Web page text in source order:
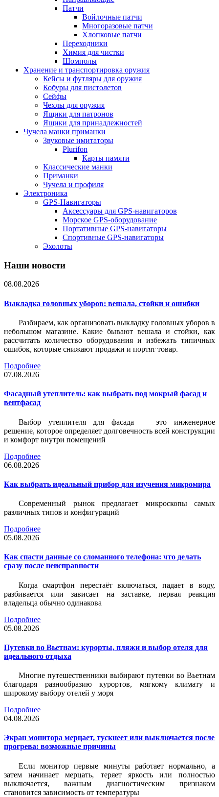
Патчи
Войлочные патчи
Многоразовые патчи
Хлопковые патчи
Переходники
Химия для чистки
Шомполы
Хранение и транспортировка оружия
Кейсы и футляры для оружия
Кобуры для пистолетов
Сейфы
Чехлы для оружия
Ящики для патронов
Ящики для принадлежностей
Чучела манки приманки
Звуковые имитаторы
Plurifon
Карты памяти
Классические манки
Приманки
Чучела и профиля
Электроника
GPS-Навигаторы
Аксессуары для GPS-навигаторов
Морское GPS-оборудование
Портативные GPS-навигаторы
Спортивные GPS-навигаторы
Эхолоты
Наши новости
08.08.2026
Выкладка головных уборов: вешала, стойки и ошибки
Разбираем, как организовать выкладку головных уборов в
небольшом магазине. Какие бывают вешала и стойки, как
рассчитать количество оборудования и избежать типичных
ошибок, которые снижают продажи и портят товар.
Подробнее
07.08.2026
Фасадный утеплитель: как выбрать под мокрый фасад и
вентфасад
Выбор утеплителя для фасада — это инженерное
решение, которое определяет долговечность всей конструкции
и комфорт внутри помещений
Подробнее
06.08.2026
Как выбрать идеальный прибор для изучения микромира
Современный рынок предлагает микроскопы самых
различных типов и конфигураций
Подробнее
05.08.2026
Как спасти данные со сломанного телефона: что делать
сразу после неисправности
Когда смартфон перестаёт включаться, падает в воду,
разбивается или зависает на заставке, первая реакция
владельца обычно одинакова
Подробнее
05.08.2026
Путевки во Вьетнам: курорты, пляжи и выбор отеля для
идеального отдыха
Многие путешественники выбирают путевки во Вьетнам
благодаря разнообразию курортов, мягкому климату и
широкому выбору отелей у моря
Подробнее
04.08.2026
Экран монитора мерцает, тускнеет или выключается после
прогрева: возможные причины
Если монитор первые минуты работает нормально, а
затем начинает мерцать, теряет яркость или полностью
выключается, важным диагностическим признаком
становится зависимость от температуры